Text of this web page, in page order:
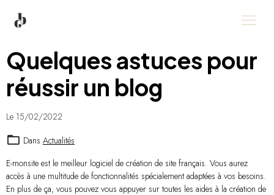
Quelques astuces pour
réussir un blog
Le 15/02/2022
Dans Actualités
E-monsite est le meilleur logiciel de création de site français. Vous aurez
accès à une multitude de fonctionnalités spécialement adaptées à vos besoins.
En plus de ça, vous pouvez vous appuyer sur toutes les aides à la création de